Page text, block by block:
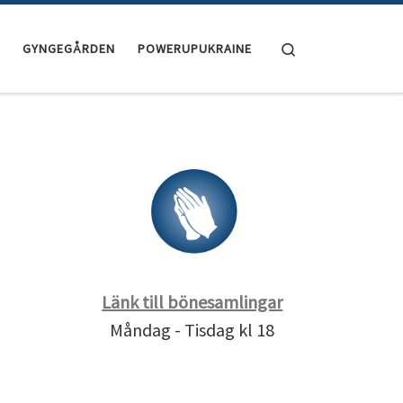
GYNGEGÅRDEN POWERUPUKRAINE
Länk till bönesamlingar
Måndag - Tisdag kl 18